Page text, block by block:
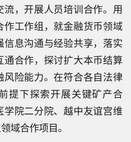
，开展人员培训合作。用
工作组，就金融货币领域
息沟通与经验共享，落实
合作，探讨扩大本币结算
险能力。在符合各自法律
提下探索开展关键矿产合
院二分院、越中友谊宫维
域合作项目。